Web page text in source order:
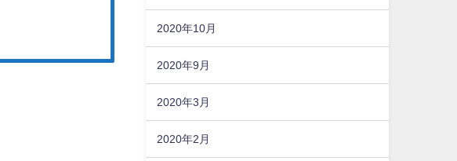
2020年10月
2020年9月
2020年3月
2020年2月